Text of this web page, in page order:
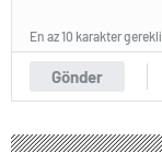
Gönder
En az 10 karakter gerekli